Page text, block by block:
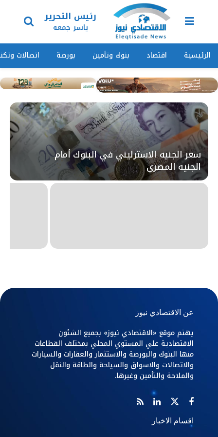
رئيس التحرير
ياسر جمعه
الرئيسية اقتصاد بنوك وتأمين بورصة اتصالات
سعر الجنيه الاسترليني في البنوك أمام
الجنيه المصري
عن الاقتصادي نيوز
يهتم موقع «الاقتصادي نيوز» بجميع الشئون
الاقتصادية علي المستوي المحلي بمختلف القطاعات
منها البنوك والبورصة والاستثمار والعقارات والسيارات
والاتصالات والاسواق والسياحة والطاقة والنقل
والملاحة والتأمين وغيرها.
اقسام الاخبار